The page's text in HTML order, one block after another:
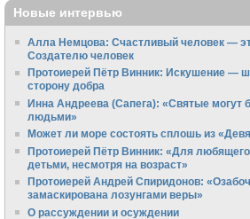
Новые интервью
Алла Немцова: Счастливый человек —
Создателю человек
Протоиерей Пётр Винник: Искушение —
сторону добра
Инна Андреева (Сапега): «Святые могут
людьми»
Может ли море состоять сплошь из
Протоиерей Пётр Винник: «Для
детьми, несмотря на возраст»
Протоиерей Андрей Спиридонов:
замаскирована лозунгами веры»
О рассуждении и осуждении